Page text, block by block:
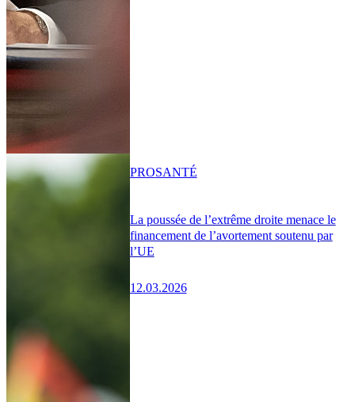
La poussée de l’extrême droite menace le
financement de l’avortement soutenu par
l’UE
12.03.2026
PROSANTÉ